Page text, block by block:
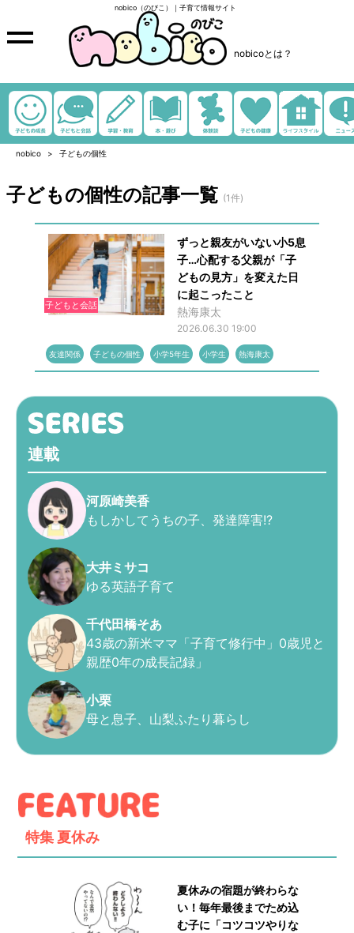
nobico（のびこ）｜子育て情報サイト
nobicoとは？
nobico 子どもの個性
子どもの個性の記事一覧 (1件)
子どもと会話
ずっと親友がいない小5息
子…心配する父親が「子
どもの見方」を変えた日
に起こったこと
熱海康太
2026.06.30 19:00
友達関係 子どもの個性 小学5年生 小学生 熱海康太
連載
河原崎美香
もしかしてうちの子、発達障害!?
大井ミサコ
ゆる英語子育て
千代田橋そあ
43歳の新米ママ「子育て修行中」0歳児と
親歴0年の成長記録」
小栗
母と息子、山梨ふたり暮らし
特集 夏休み
夏休みの宿題が終わらな
い！毎年最後までため込
む子に「コツコツやりな